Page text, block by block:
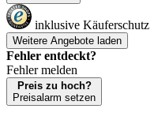
inklusive Käuferschutz
Weitere Angebote laden
Fehler entdeckt?
Fehler melden
Preis zu hoch?
Preisalarm setzen